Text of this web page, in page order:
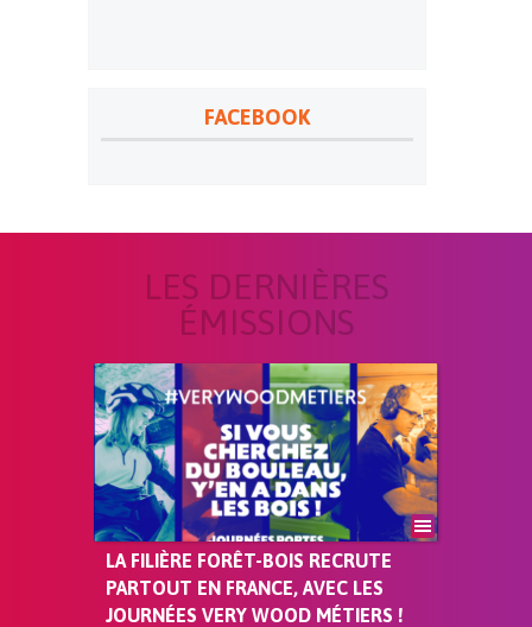
FACEBOOK
LES DERNIÈRES
ÉMISSIONS
LA FILIÈRE FORÊT-BOIS RECRUTE
PARTOUT EN FRANCE, AVEC LES
JOURNÉES VERY WOOD MÉTIERS !